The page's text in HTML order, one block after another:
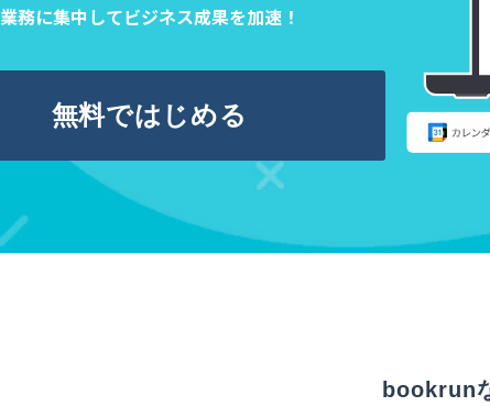
業務に集中してビジネス成果を加速！
無料ではじめる
bookrun